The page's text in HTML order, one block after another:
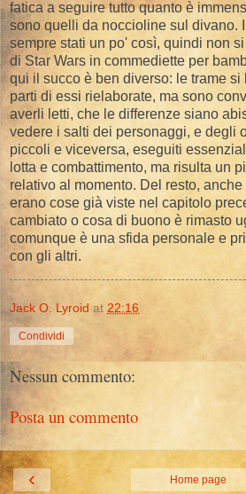
fatica a seguire tutto quanto è
sono quelli da noccioline sul divano.
sempre stati un po' così, quindi non
di Star Wars in commediette per
qui il succo è ben diverso: le trame si
parti di essi rielaborate, ma sono
averli letti, che le differenze siano
vedere i salti dei personaggi, e degli
piccoli e viceversa, eseguiti
lotta e combattimento, ma risulta un
relativo al momento. Del resto,
erano cose già viste nel capitolo
cambiato o cosa di buono è rimasto
comunque è una sfida personale e
con gli altri.
Jack O. Lyroid at 22:16
Condividi
Nessun commento:
Posta un commento
‹ Home page